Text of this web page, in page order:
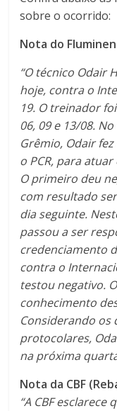
sobre o ocorrido:
Nota do
“O técnico Odair
hoje, contra o
19. O treinador
06, 09 e 13/08.
Grêmio, Odair
o PCR, para
O primeiro deu
com resultado
dia seguinte.
passou a ser
credenciamento
contra o
testou negativo.
conhecimento
Considerando os
protocolares,
na próxima
Nota da CBF
“A CBF